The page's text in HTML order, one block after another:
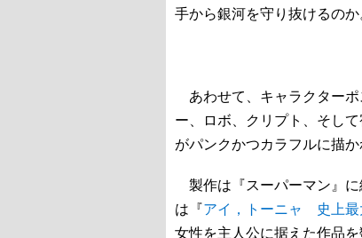
手から銀河を守り抜けるのか
あわせて、キャラクター
ー、ロボ、クリプト、そし
がパンクかつカラフルに描か
製作は『スーパーマン』に
は『アイ，トーニャ 史上最
女性を主人公に据えた作品